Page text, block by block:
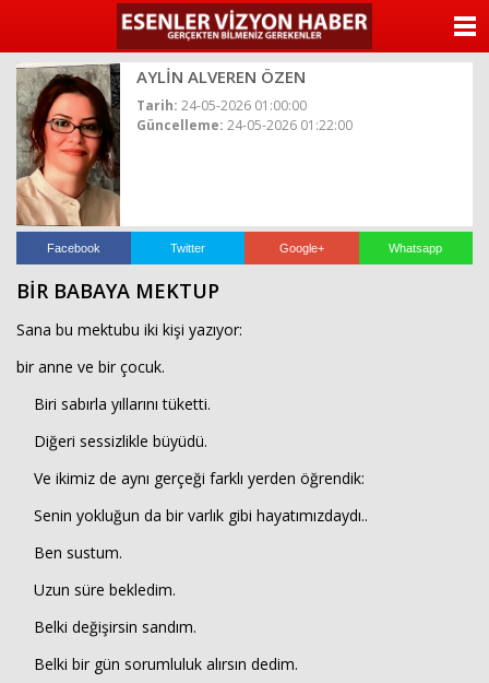
AYLİN ALVEREN ÖZEN
Tarih: 24-05-2026 01:00:00
Güncelleme: 24-05-2026 01:22:00
Facebook Twitter Google+ Whatsapp
BİR BABAYA MEKTUP
Sana bu mektubu iki kişi yazıyor:
bir anne ve bir çocuk.
Biri sabırla yıllarını tüketti.
Diğeri sessizlikle büyüdü.
Ve ikimiz de aynı gerçeği farklı yerden öğrendik:
Senin yokluğun da bir varlık gibi hayatımızdaydı..
Ben sustum.
Uzun süre bekledim.
Belki değişirsin sandım.
Belki bir gün sorumluluk alırsın dedim.
ANASAYFA
YAZARLAR